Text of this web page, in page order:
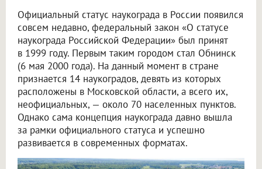
Официальный статус наукограда в России появился
совсем недавно, федеральный закон «О статусе
наукограда Российской Федерации» был принят
в 1999 году. Первым таким городом стал Обнинск
(6 мая 2000 года). На данный момент в стране
признается 14 наукоградов, девять из которых
расположены в Московской области, а всего их,
неофициальных, — около 70 населенных пунктов.
Однако сама концепция наукограда давно вышла
за рамки официального статуса и успешно
развивается в современных форматах.